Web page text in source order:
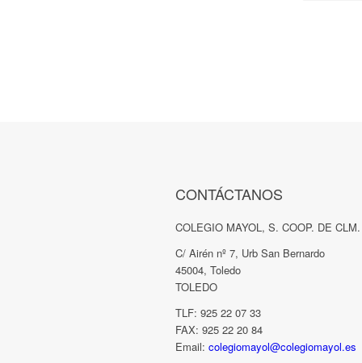
CONTÁCTANOS
COLEGIO MAYOL, S. COOP. DE CLM.
C/ Airén nº 7, Urb San Bernardo
45004, Toledo
TOLEDO
TLF: 925 22 07 33
FAX: 925 22 20 84
Email: colegiomayol@colegiomayol.es